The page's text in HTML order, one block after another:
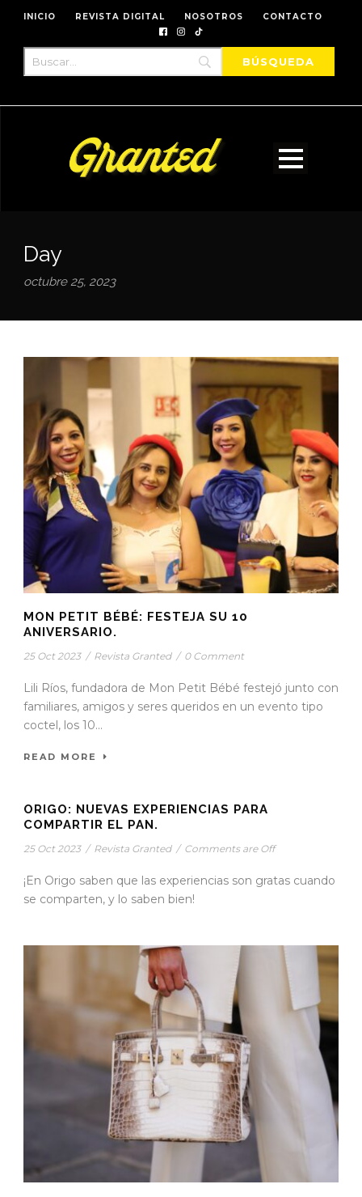
INICIO REVISTA DIGITAL NOSOTROS CONTACTO
Day
octubre 25, 2023
MON PETIT BÉBÉ: FESTEJA SU 10
ANIVERSARIO.
25 Oct 2023 / Revista Granted / 0 Comment
Lili Ríos, fundadora de Mon Petit Bébé festejó junto con
familiares, amigos y seres queridos en un evento tipo
coctel, los 10...
READ MORE
ORIGO: NUEVAS EXPERIENCIAS PARA
COMPARTIR EL PAN.
25 Oct 2023 / Revista Granted / Comments are Off
¡En Origo saben que las experiencias son gratas cuando
se comparten, y lo saben bien!